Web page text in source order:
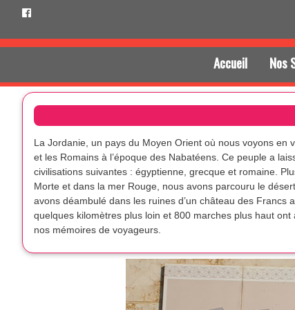
Accueil Nos
La Jordanie, un pays du Moyen Orient où nous voyons
et les Romains à l’époque des Nabatéens. Ce peuple a
civilisations suivantes : égyptienne, grecque et romaine.
Morte et dans la mer Rouge, nous avons parcouru le
avons déambulé dans les ruines d’un château des
quelques kilomètres plus loin et 800 marches plus haut
nos mémoires de voyageurs.